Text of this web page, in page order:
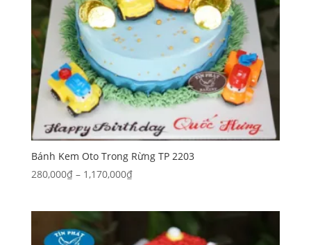
Bánh Kem Oto Trong Rừng TP 2203
280,000₫ – 1,170,000₫Khoảng
đến